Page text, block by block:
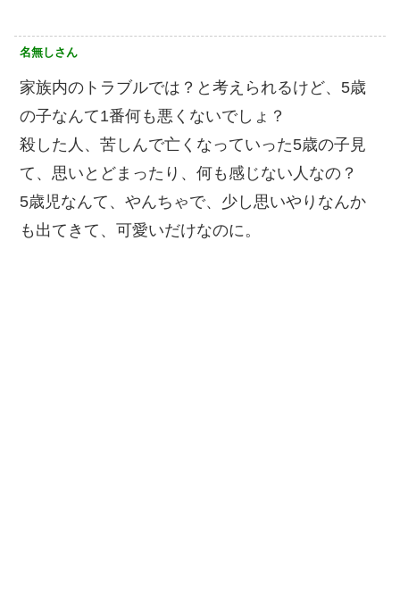
名無しさん
家族内のトラブルでは？と考えられるけど、5歳
の子なんて1番何も悪くないでしょ？
殺した人、苦しんで亡くなっていった5歳の子見
て、思いとどまったり、何も感じない人なの？
5歳児なんて、やんちゃで、少し思いやりなんか
も出てきて、可愛いだけなのに。